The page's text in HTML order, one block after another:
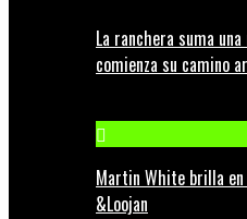
La ranchera suma
comienza su camino
Martin White brilla
&Loojan